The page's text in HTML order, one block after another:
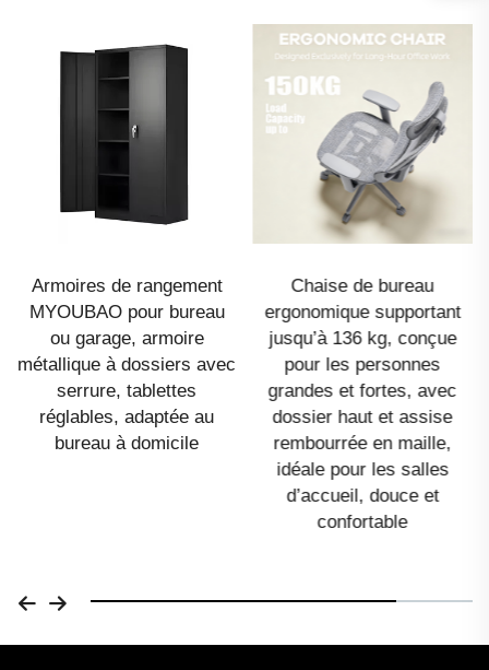
Armoires de rangement
MYOUBAO pour bureau
ou garage, armoire
métallique à dossiers avec
serrure, tablettes
réglables, adaptée au
bureau à domicile
Chaise de bureau
ergonomique supportant
jusqu’à 136 kg, conçue
pour les personnes
grandes et fortes, avec
dossier haut et assise
rembourrée en maille,
idéale pour les salles
d’accueil, douce et
confortable